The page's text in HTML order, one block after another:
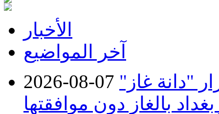
الأخبار
آخر المواضيع
2026-08-07 "دانة غاز"
بالغاز دون موافقتها